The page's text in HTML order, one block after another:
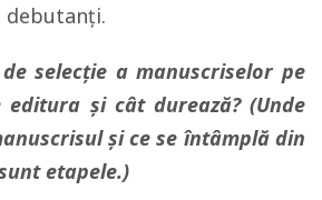
debutanţi.
selecție a manuscriselor pe
și cât durează? (Unde
și ce se întâmplă din
etapele.)